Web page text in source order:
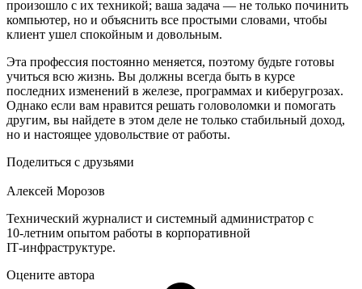
произошло с их техникой; ваша задача — не только починить
компьютер, но и объяснить все простыми словами, чтобы
клиент ушел спокойным и довольным.
Эта профессия постоянно меняется, поэтому будьте готовы
учиться всю жизнь. Вы должны всегда быть в курсе
последних изменений в железе, программах и киберугрозах.
Однако если вам нравится решать головоломки и помогать
другим, вы найдете в этом деле не только стабильный доход,
но и настоящее удовольствие от работы.
Поделиться с друзьями
Алексей Морозов
Технический журналист и системный администратор с
10‑летним опытом работы в корпоративной
IT‑инфраструктуре.
Оцените автора